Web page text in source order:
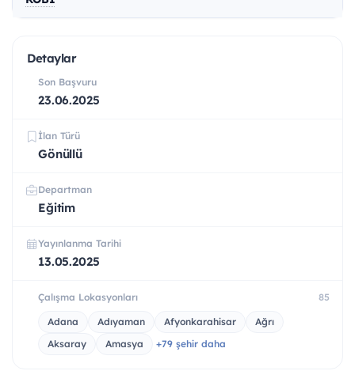
Detaylar
Son Başvuru
23.06.2025
İlan Türü
Gönüllü
Departman
Eğitim
Yayınlanma Tarihi
13.05.2025
Çalışma Lokasyonları 85
Adana Adıyaman Afyonkarahisar
Ağrı
Aksaray
Amasya +79 şehir daha